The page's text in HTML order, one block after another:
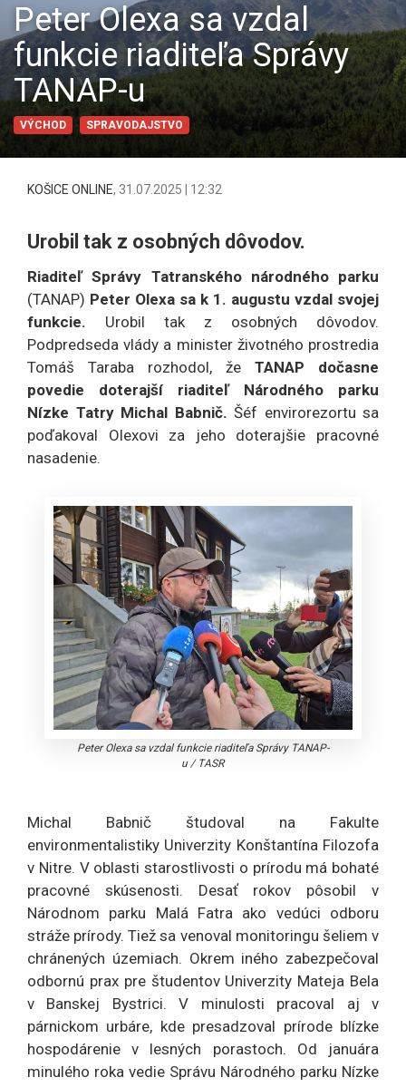
Peter Olexa sa vzdal
funkcie riaditeľa Správy
TANAP-u
VÝCHOD SPRAVODAJSTVO
KOŠICE ONLINE, 31.07.2025 | 12:32
Urobil tak z osobných dôvodov.
Riaditeľ Správy Tatranského národného parku
(TANAP) Peter Olexa sa k 1. augustu vzdal svojej
funkcie. Urobil tak z osobných dôvodov.
Podpredseda vlády a minister životného prostredia
Tomáš Taraba rozhodol, že TANAP dočasne
povedie doterajší riaditeľ Národného parku
Nízke Tatry Michal Babnič. Šéf envirorezortu sa
poďakoval Olexovi za jeho doterajšie pracovné
nasadenie.
Peter Olexa sa vzdal funkcie riaditeľa Správy TANAP-
u/ TASR
Michal Babnič študoval na Fakulte
environmentalistiky Univerzity Konštantína Filozofa
v Nitre. V oblasti starostlivosti o prírodu má bohaté
pracovné skúsenosti. Desať rokov pôsobil v
Národnom parku Malá Fatra ako vedúci odboru
stráže prírody. Tiež sa venoval monitoringu šeliem v
chránených územiach. Okrem iného zabezpečoval
odbornú prax pre študentov Univerzity Mateja Bela
v Banskej Bystrici. V minulosti pracoval aj v
párnickom urbáre, kde presadzoval prírode blízke
hospodárenie v lesných porastoch. Od januára
minulého roka vedie Správu Národného parku Nízke